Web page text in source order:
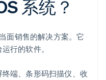
系统？
面销售的解决方案。它
行的软件。
端、条形码扫描仪、收